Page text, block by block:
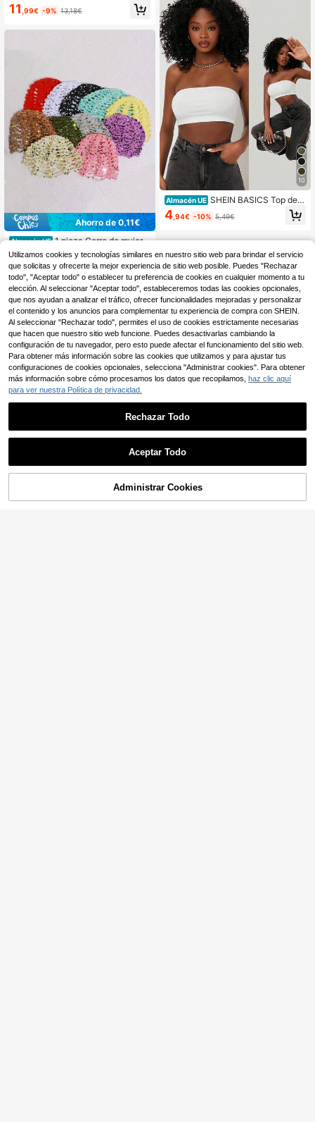
de música y fiestas
11 ,99€ -9% 13,18€
Ahorro de 0,11€
Almacén UE 1 pieza Gorro de mujer e
stilo Y2K casual y lindo, con contra
ste de color, lentejuelas brillantes, h
ueco y transpirable, hecho a mano
de punto, adecuado para salir, fotog
rafía, uso diario, sombrero de cubo
#1 Más vendidos
en Marrón café Sombrero de cubo para mujer
(1000+)
5 ,76€ -1% 5,87€
10
Almacén UE SHEIN BASICS Top de c
amisola corto ajustado de unicolor
blanco para mujer, uso diario, ropa d
modesto
4 ,94€ -10% 5,49€
AÑADIR A LA BOLSA
Utilizamos cookies y tecnologías similares en nuestro sitio web para brindar el servicio
que solicitas y ofrecerte la mejor experiencia de sitio web posible. Puedes "Rechazar
todo", "Aceptar todo" o establecer tu preferencia de cookies en cualquier momento a tu
elección. Al seleccionar "Aceptar todo", estableceremos todas las cookies opcionales,
que nos ayudan a analizar el tráfico, ofrecer funcionalidades mejoradas y personalizar
el contenido y los anuncios para complementar tu experiencia de compra con SHEIN.
Al seleccionar "Rechazar todo", permites el uso de cookies estrictamente necesarias
que hacen que nuestro sitio web funcione. Puedes desactivarlas cambiando la
configuración de tu navegador, pero esto puede afectar el funcionamiento del sitio web.
Para obtener más información sobre las cookies que utilizamos y para ajustar tus
configuraciones de cookies opcionales, selecciona "Administrar cookies". Para obtener
más información sobre cómo procesamos los datos que recopilamos, haz clic aquí
para ver nuestra Política de privacidad.
Rechazar Todo
Aceptar Todo
Administrar Cookies